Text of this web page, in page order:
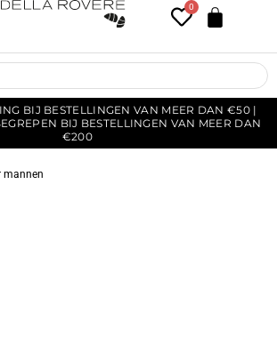
0
BIJ BESTELLINGEN VAN MEER DAN €50 |
BIJ BESTELLINGEN VAN MEER DAN
€200
mannen